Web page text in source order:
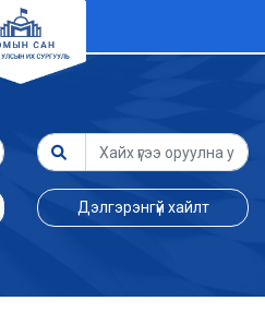
Дэлгэрэнгүй хайлт